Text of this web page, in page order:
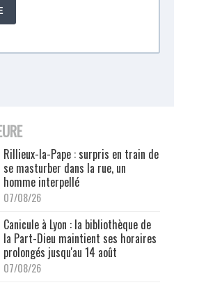
Rillieux-la-Pape : surpris en train de
se masturber dans la rue, un
homme interpellé
07/08/26
Canicule à Lyon : la bibliothèque de
la Part-Dieu maintient ses horaires
prolongés jusqu'au 14 août
07/08/26